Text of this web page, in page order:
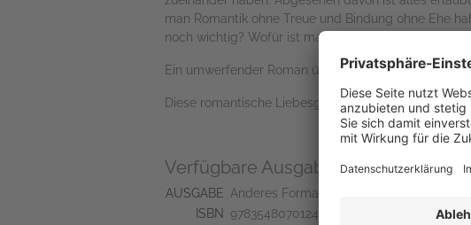
man Romantik ohne Treue und Bindung ohne Ehe
noch wichtig? Wofür ist man bereit zu kämpfen?
Ein umwerfender Roman über die Liebe: darüber,
Diese romantische Liebesgeschichte ist unter dem
Verfügbare Ausgaben
AUSGABE Anderes Format
ISBN
9783548070124
Auf